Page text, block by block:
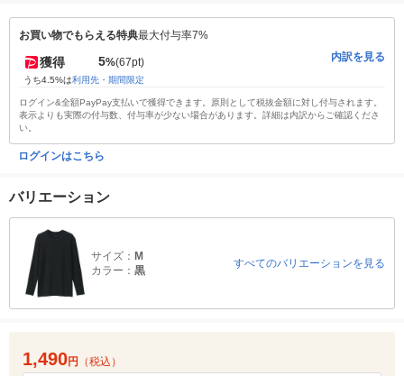
お買い物でもらえる特典最大付与率7%
獲得 5%(67pt)
うち4.5%は利用先・期間限定
内訳を見る
ログイン&全額PayPay支払いで獲得できます。原則として税抜金額に対し付与されます。
表示よりも実際の付与数、付与率が少ない場合があります。詳細は内訳からご確認くださ
い。
ログインはこちら
バリエーション
サイズ： M
カラー： 黒
すべてのバリエーションを見る
1,490円 （税込）